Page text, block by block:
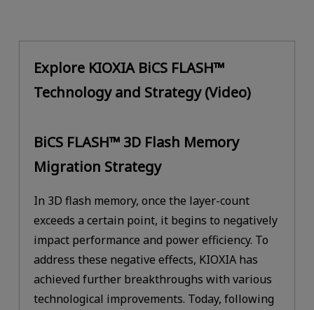
Explore KIOXIA BiCS FLASH™
Technology and Strategy (Video)
BiCS FLASH™ 3D Flash Memory
Migration Strategy
In 3D flash memory, once the layer-count
exceeds a certain point, it begins to negatively
impact performance and power efficiency. To
address these negative effects, KIOXIA has
achieved further breakthroughs with various
technological improvements. Today, following